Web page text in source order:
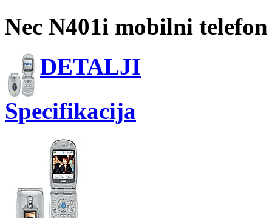
Nec N401i mobilni telefon
DETALJI
Specifikacija